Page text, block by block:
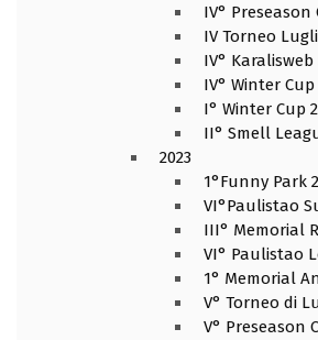
IV° Preseason
IV Torneo
IV° Karalisweb
IV° Winter Cup
I° Winter Cup
II° Smell
2023
1°Funny Park
VI°Paulistao
III° Memorial
VI° Paulistao
1° Memorial
V° Torneo di
V° Preseason